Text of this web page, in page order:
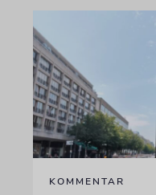
KOMMENTAR